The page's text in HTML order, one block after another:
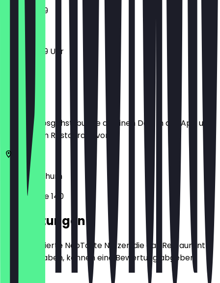
11:00 - 23:59
11:00 - 23:59 Uhr
Bevor du losgehst, buche dir einen Deal in der App und
zeige ihn im Restaurant vor.
44793
Bochum
Alleestraße 140
Bewertungen
Nur registrierte NeoTaste Nutzer, die das Restaurant
besucht haben, können eine Bewertung abgeben.